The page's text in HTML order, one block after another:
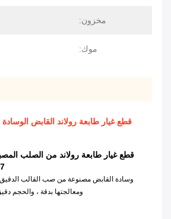
مخزون:
موك:
وسادة القابض مصنوعة من صب القالب
ومعالجتها بدقة ، والحجم